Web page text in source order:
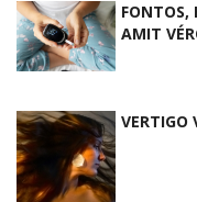
FONTOS,
AMIT
VERTIGO